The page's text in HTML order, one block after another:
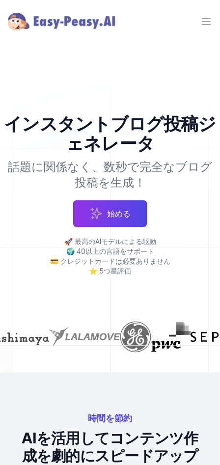
インスタントブログ投稿ジ
ェネレータ
話題に関係なく、数秒で完全なブログ
投稿を生成！
始める
🚀 最高のAIモデルによる駆動
🌍 40以上の言語をサポート
💳 クレジットカードは必要ありません
⭐ 5つ星評価
時間を節約
AIを活用してコンテンツ作
成を劇的にスピードアップ